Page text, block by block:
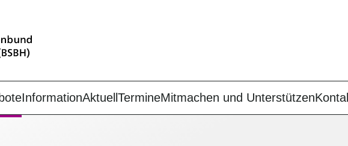
InformationAktuell TermineMitmachen und Unterstützen